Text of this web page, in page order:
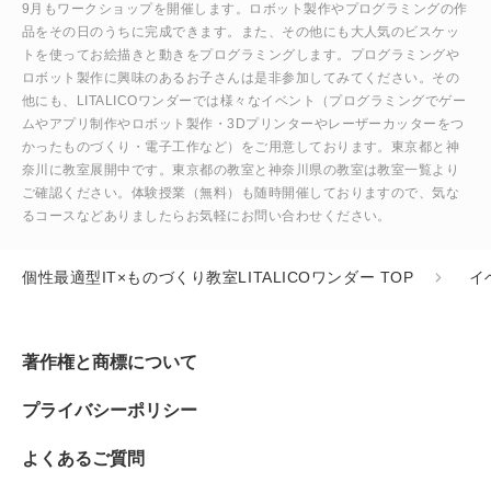
9月もワークショップを開催します。ロボット製作やプログラミングの作
品をその日のうちに完成できます。また、その他にも大人気のビスケッ
トを使ってお絵描きと動きをプログラミングします。プログラミングや
ロボット製作に興味のあるお子さんは是非参加してみてください。その
他にも、LITALICOワンダーでは様々なイベント（プログラミングでゲー
ムやアプリ制作やロボット製作・3Dプリンターやレーザーカッターをつ
かったものづくり・電子工作など）をご用意しております。東京都と神
奈川に教室展開中です。東京都の教室と神奈川県の教室は教室一覧より
ご確認ください。体験授業（無料）も随時開催しておりますので、気な
るコースなどありましたらお気軽にお問い合わせください。
個性最適型IT×ものづくり教室LITALICOワンダー TOP イ
著作権と商標について
プライバシーポリシー
よくあるご質問